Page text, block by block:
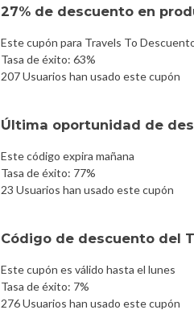
27% de descuento en
Este cupón para Travels To
Tasa de éxito: 63%
207 Usuarios han usado este cupón
Última oportunidad de
Este código expira mañana
Tasa de éxito: 77%
23 Usuarios han usado este cupón
Código de descuento del
Este cupón es válido hasta el lunes
Tasa de éxito: 7%
276 Usuarios han usado este cupón